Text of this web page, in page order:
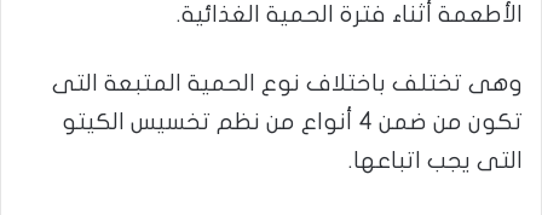
الأطعمة أثناء فترة الحمية الغذائية.
وهى تختلف باختلاف نوع الحمية المتبعة التى
تكون من ضمن 4 أنواع من نظم تخسيس الكيتو
التى يجب اتباعها.